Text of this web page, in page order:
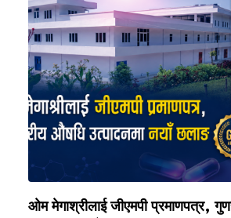
ओम मेगाश्रीलाई जीएमपी प्रमाणपत्र,